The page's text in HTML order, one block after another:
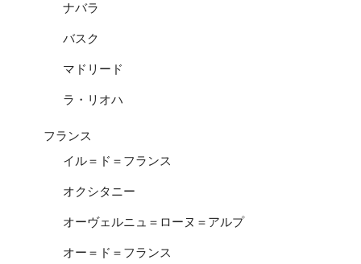
ナバラ
バスク
マドリード
ラ・リオハ
フランス
イル＝ド＝フランス
オクシタニー
オーヴェルニュ＝ローヌ＝アルプ
オー＝ド＝フランス